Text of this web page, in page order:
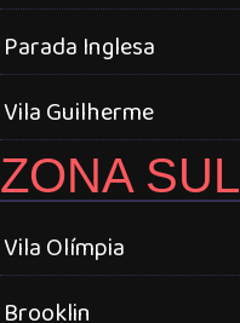
Parada Inglesa
Vila Guilherme
ZONA SUL
Vila Olímpia
Brooklin